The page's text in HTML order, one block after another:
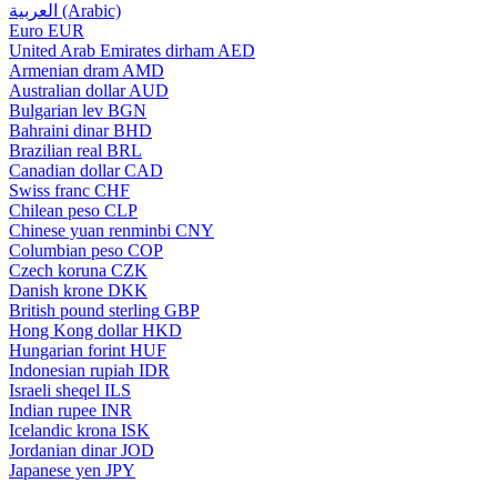
العربية (Arabic)
Euro EUR
United Arab Emirates dirham AED
Armenian dram AMD
Australian dollar AUD
Bulgarian lev BGN
Bahraini dinar BHD
Brazilian real BRL
Canadian dollar CAD
Swiss franc CHF
Chilean peso CLP
Chinese yuan renminbi CNY
Columbian peso COP
Czech koruna CZK
Danish krone DKK
British pound sterling GBP
Hong Kong dollar HKD
Hungarian forint HUF
Indonesian rupiah IDR
Israeli sheqel ILS
Indian rupee INR
Icelandic krona ISK
Jordanian dinar JOD
Japanese yen JPY